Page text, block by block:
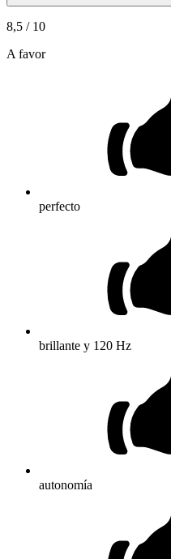
8,5 / 10
A favor
perfecto
brillante y 120 Hz
autonomía